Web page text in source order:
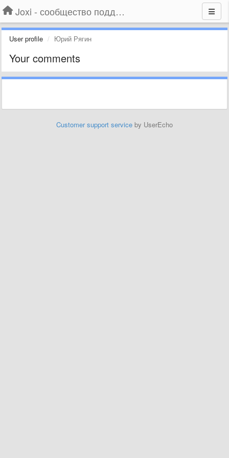
Joxi - сообщество поддержки
User profile Юрий Рягин
Your comments
Customer support service by UserEcho